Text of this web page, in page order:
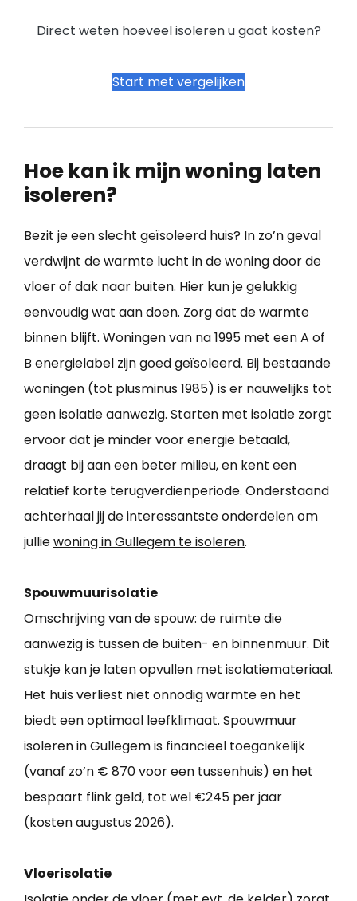
Direct weten hoeveel isoleren u gaat kosten?
Start met vergelijken
Hoe kan ik mijn woning laten
isoleren?
Bezit je een slecht geïsoleerd huis? In zo’n geval
verdwijnt de warmte lucht in de woning door de
vloer of dak naar buiten. Hier kun je gelukkig
eenvoudig wat aan doen. Zorg dat de warmte
binnen blijft. Woningen van na 1995 met een A of
B energielabel zijn goed geïsoleerd. Bij bestaande
woningen (tot plusminus 1985) is er nauwelijks tot
geen isolatie aanwezig. Starten met isolatie zorgt
ervoor dat je minder voor energie betaald,
draagt bij aan een beter milieu, en kent een
relatief korte terugverdienperiode. Onderstaand
achterhaal jij de interessantste onderdelen om
julliewoning in Gullegem te isoleren.
Spouwmuurisolatie
Omschrijving van de spouw: de ruimte die
aanwezig is tussen de buiten- en binnenmuur. Dit
stukje kan je laten opvullen met isolatiemateriaal.
Het huis verliest niet onnodig warmte en het
biedt een optimaal leefklimaat. Spouwmuur
isoleren in Gullegem is financieel toegankelijk
(vanaf zo’n € 870 voor een tussenhuis) en het
bespaart flink geld, tot wel €245 per jaar
(kosten augustus 2026).
Vloerisolatie